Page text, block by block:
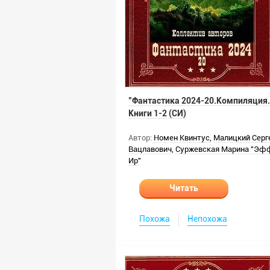
"Фантастика 2024-20.Компиляция.
Книги 1-2 (СИ)
Автор: Номен Квинтус, Малицкий
Вацлавович, Суржевская Марина
Ир"
Читать
Похожа Непохожа